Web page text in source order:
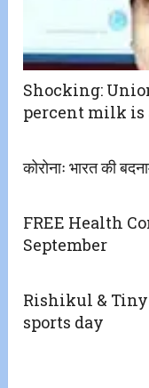
Shocking:
percent milk is
कोरोनाः भारत की
FREE Health
September
Rishikul &
sports day